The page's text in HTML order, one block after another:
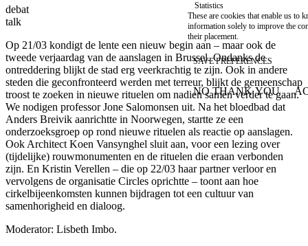
debat
talk
Op 21/03 kondigt de lente een nieuw begin aan – maar ook de
tweede verjaardag van de aanslagen in Brussel. Ondanks de
ontreddering blijkt de stad erg veerkrachtig te zijn. Ook in andere
steden die geconfronteerd werden met terreur, blijkt de gemeenschap
troost te zoeken in nieuwe rituelen om nadien samen verder te gaan.
We nodigen professor Jone Salomonsen uit. Na het bloedbad dat
Anders Breivik aanrichtte in Noorwegen, startte ze een
onderzoeksgroep op rond nieuwe rituelen als reactie op aanslagen.
Ook Architect Koen Vansynghel sluit aan, voor een lezing over
(tijdelijke) rouwmonumenten en de rituelen die eraan verbonden
zijn. En Kristin Verellen – die op 22/03 haar partner verloor en
vervolgens de organisatie Circles oprichtte – toont aan hoe
cirkelbijeenkomsten kunnen bijdragen tot een cultuur van
samenhorigheid en dialoog.
Moderator: Lisbeth Imbo.
Statistics
These are cookies that enable us to
information solely to improve the
their placement.
SAVE PREFERENCES
NO THANK YOU
WITHDRAW